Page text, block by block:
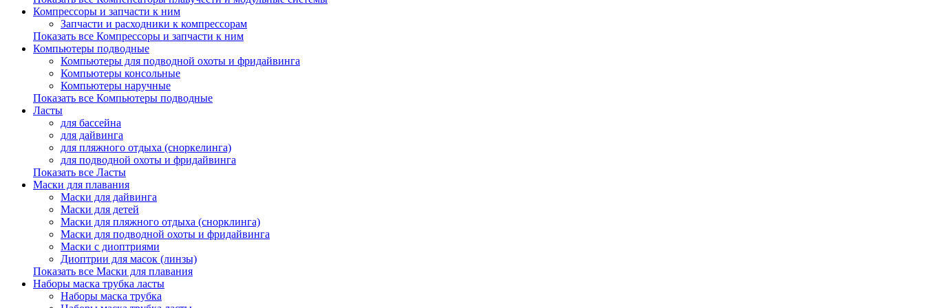
Компрессоры и запчасти к ним
Запчасти и расходники к компрессорам
Показать все Компрессоры и запчасти к ним
Компьютеры подводные
Компьютеры для подводной охоты и фридайвинга
Компьютеры консольные
Компьютеры наручные
Показать все Компьютеры подводные
Ласты
для бассейна
для дайвинга
для пляжного отдыха (сноркелинга)
для подводной охоты и фридайвинга
Показать все Ласты
Маски для плавания
Маски для дайвинга
Маски для детей
Маски для пляжного отдыха (снорклинга)
Маски для подводной охоты и фридайвинга
Маски с диоптриями
Диоптрии для масок (линзы)
Показать все Маски для плавания
Наборы маска трубка ласты
Наборы маска трубка